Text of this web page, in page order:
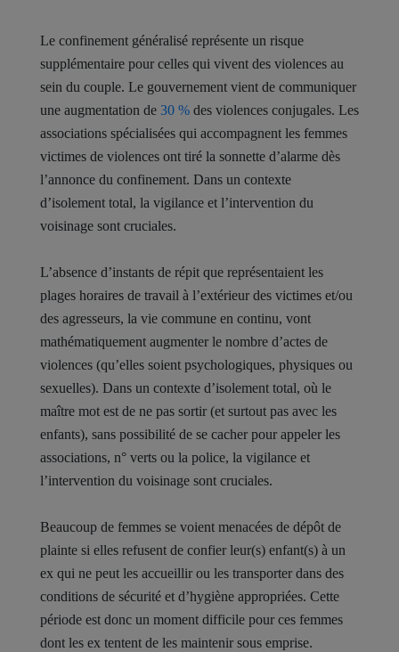
Le confinement généralisé représente un risque
supplémentaire pour celles qui vivent des violences au
sein du couple. Le gouvernement vient de communiquer
une augmentation de 30 % des violences conjugales. Les
associations spécialisées qui accompagnent les femmes
victimes de violences ont tiré la sonnette d’alarme dès
l’annonce du confinement. Dans un contexte
d’isolement total, la vigilance et l’intervention du
voisinage sont cruciales.
L’absence d’instants de répit que représentaient les
plages horaires de travail à l’extérieur des victimes et/ou
des agresseurs, la vie commune en continu, vont
mathématiquement augmenter le nombre d’actes de
violences (qu’elles soient psychologiques, physiques ou
sexuelles). Dans un contexte d’isolement total, où le
maître mot est de ne pas sortir (et surtout pas avec les
enfants), sans possibilité de se cacher pour appeler les
associations, n° verts ou la police, la vigilance et
l’intervention du voisinage sont cruciales.
Beaucoup de femmes se voient menacées de dépôt de
plainte si elles refusent de confier leur(s) enfant(s) à un
ex qui ne peut les accueillir ou les transporter dans des
conditions de sécurité et d’hygiène appropriées. Cette
période est donc un moment difficile pour ces femmes
dont les ex tentent de les maintenir sous emprise.